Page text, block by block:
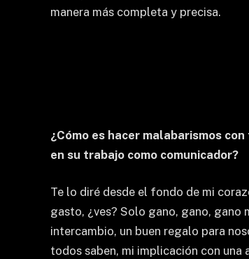
manera más completa y precisa.
¿Cómo es hacer malabarismos
en su trabajo como comunicador?
Te lo diré desde el fondo de mi
gasto, ¿ves? Solo gano, gano, gano
intercambio, un buen regalo para
todos saben, mi implicación con una